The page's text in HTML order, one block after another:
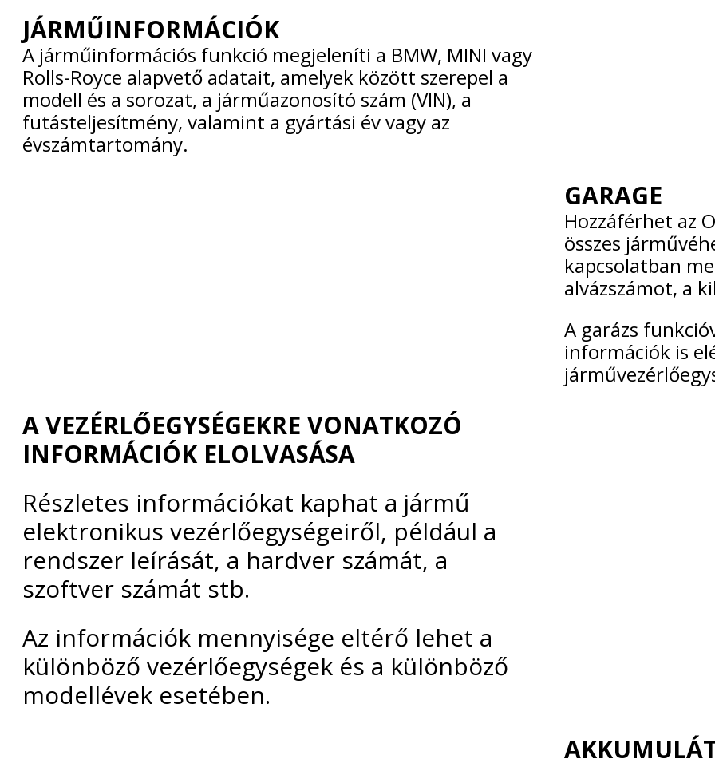
JÁRMŰINFORMÁCIÓK
A járműinformációs funkció megjeleníti a BMW, MINI vagy
Rolls-Royce alapvető adatait, amelyek között szerepel a
modell és a sorozat, a járműazonosító szám (VIN), a
futásteljesítmény, valamint a gyártási év vagy az
évszámtartomány.
GARAGE
Hozzáférhet az
összes
kapcsolatban
alvázszámot, a
A garázs
információk is
A VEZÉRLŐEGYSÉGEKRE VONATKOZÓ
INFORMÁCIÓK ELOLVASÁSA
Részletes információkat kaphat a jármű
elektronikus vezérlőegységeiről, például a
rendszer leírását, a hardver számát, a
szoftver számát stb.
Az információk mennyisége eltérő lehet a
különböző vezérlőegységek és a különböző
modellévek esetében.